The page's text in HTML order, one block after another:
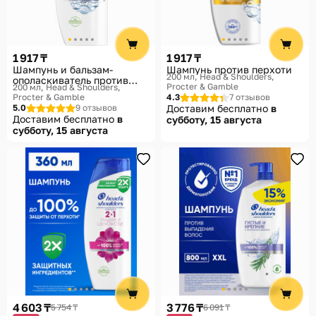
1 917 ₸
Шампунь и бальзам-
ополаскиватель против
перхоти 2в1 «Ментол»
200 мл Head & Shoulders,
Procter & Gamble
5.0
9 отзывов
Доставим бесплатно в
субботу, 15 августа
1 917 ₸
Шампунь против перхоти
200 мл Head & Shoulders,
Procter & Gamble
4.3
7 отзывов
Доставим бесплатно в
субботу, 15 августа
4 603 ₸5 754 ₸
3 776 ₸6 091 ₸